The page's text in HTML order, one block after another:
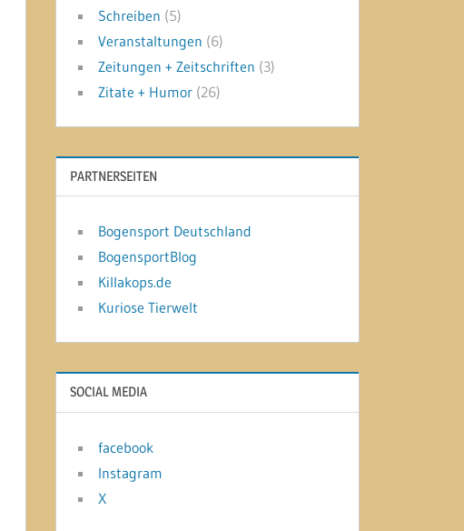
Schreiben (5)
Veranstaltungen (6)
Zeitungen + Zeitschriften (3)
Zitate + Humor (26)
PARTNERSEITEN
Bogensport Deutschland
BogensportBlog
Killakops.de
Kuriose Tierwelt
SOCIAL MEDIA
facebook
Instagram
X